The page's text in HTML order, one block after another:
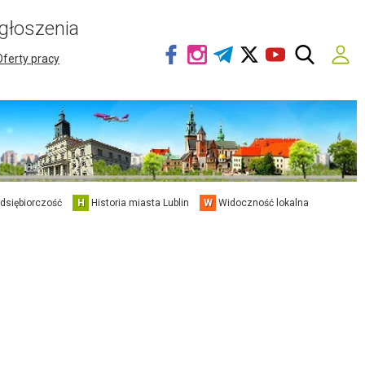
pracy
H Historia miasta Lublin W Widoczność lokalna